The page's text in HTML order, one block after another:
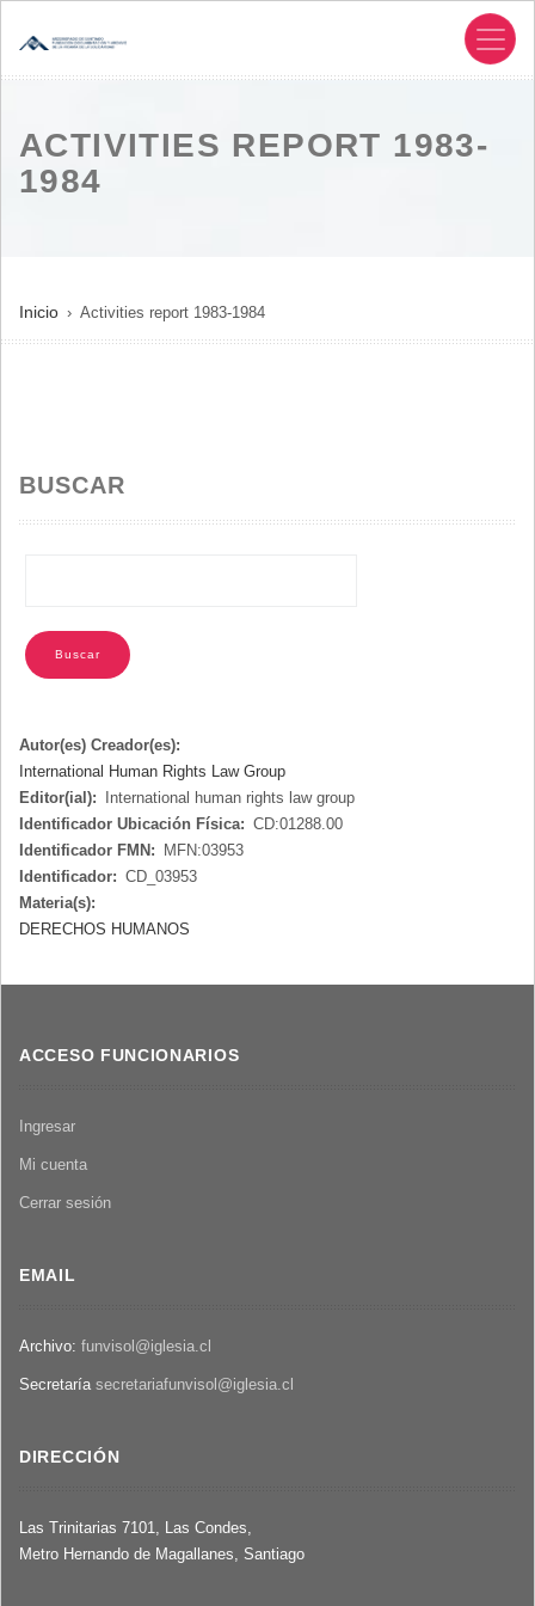
ACTIVITIES REPORT 1983-
1984
SOBRESCRIBIR
ENLACES
NAVEGACIÓN
Inicio Activities report 1983-1984
BUSCAR
Autor(es) Creador(es):
International Human Rights Law Group
Editor(ial):
International human rights law group
Identificador Ubicación Física: CD:01288.00
Identificador FMN:
MFN:03953
Identificador: CD_03953
Materia(s):
DERECHOS HUMANOS
ACCESO FUNCIONARIOS
Ingresar
Mi cuenta
Cerrar sesión
EMAIL
Archivo: funvisol@iglesia.cl
Secretaría secretariafunvisol@iglesia.cl
DIRECCIÓN
Las Trinitarias 7101, Las Condes,
Metro Hernando de Magallanes, Santiago